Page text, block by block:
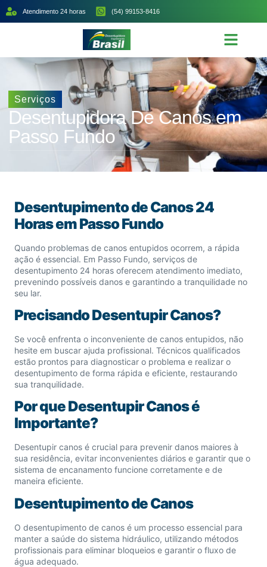
Atendimento 24 horas (54) 99153-8416
Serviços
Desentupidora De Canos em
Passo Fundo
Desentupimento de Canos 24
Horas em Passo Fundo
Quando problemas de canos entupidos ocorrem, a rápida
ação é essencial. Em Passo Fundo, serviços de
desentupimento 24 horas oferecem atendimento imediato,
prevenindo possíveis danos e garantindo a tranquilidade no
seu lar.
Precisando Desentupir Canos?
Se você enfrenta o inconveniente de canos entupidos, não
hesite em buscar ajuda profissional. Técnicos qualificados
estão prontos para diagnosticar o problema e realizar o
desentupimento de forma rápida e eficiente, restaurando
sua tranquilidade.
Por que Desentupir Canos é
Importante?
Desentupir canos é crucial para prevenir danos maiores à
sua residência, evitar inconvenientes diários e garantir que o
sistema de encanamento funcione corretamente e de
maneira eficiente.
Desentupimento de Canos
O desentupimento de canos é um processo essencial para
manter a saúde do sistema hidráulico, utilizando métodos
profissionais para eliminar bloqueios e garantir o fluxo de
água adequado.